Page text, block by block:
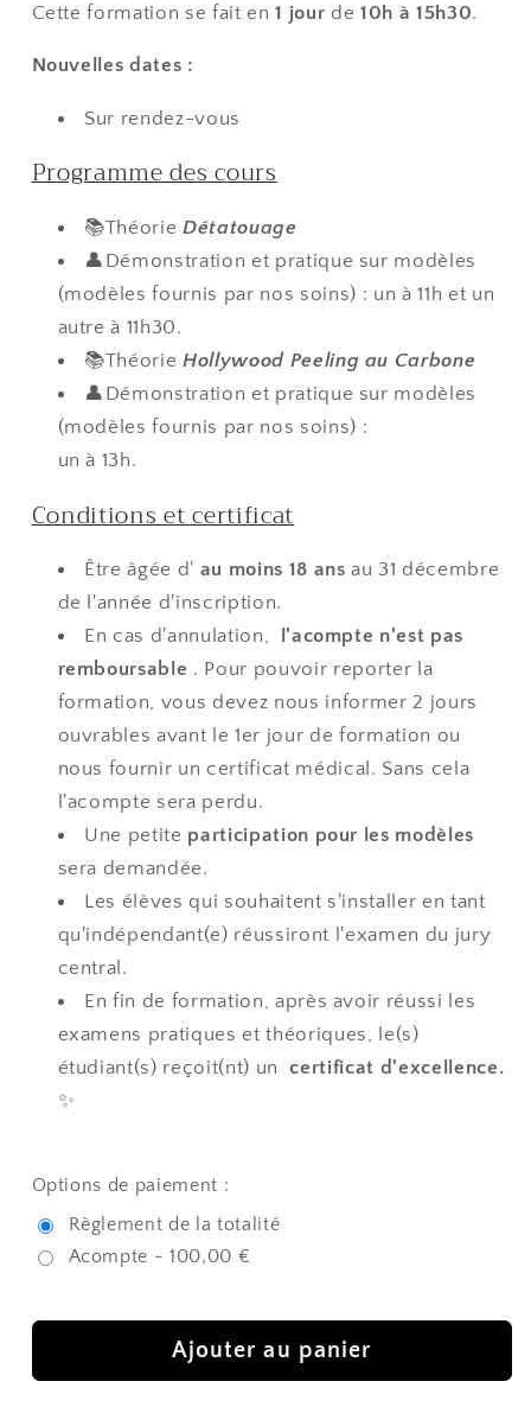
Cette formation se fait en1 jour de 10h à 15h30.
Nouvelles dates :
Sur rendez-vous
Programme des cours
📚Théorie Détatouage
👤Démonstration et pratique sur modèles
(modèles fournis par nos soins) : un à 11h et un
autre à 11h30.
📚Théorie Hollywood Peeling au Carbone
👤Démonstration et pratique sur modèles
(modèles fournis par nos soins) :
un à 13h.
Conditions et certificat
Être âgée d' au moins 18 ans au 31 décembre
de l'année d'inscription.
En cas d'annulation,
l'acompte n'est pas
remboursable . Pour pouvoir reporter la
formation, vous devez nous informer 2 jours
ouvrables avant le 1er jour de formation ou
nous fournir un certificat médical. Sans cela
l'acompte sera perdu.
Une petite participation pour les modèles
sera demandée.
Les élèves qui souhaitent s'installer en tant
qu'indépendant(e) réussiront l'examen du jury
central.
En fin de formation, après avoir réussi les
examens pratiques et théoriques, le(s)
étudiant(s) reçoit(nt) uncertificat d'excellence.
✨
Options de paiement :
Règlement de la totalité
Acompte - 100,00 €
Ajouter au panier